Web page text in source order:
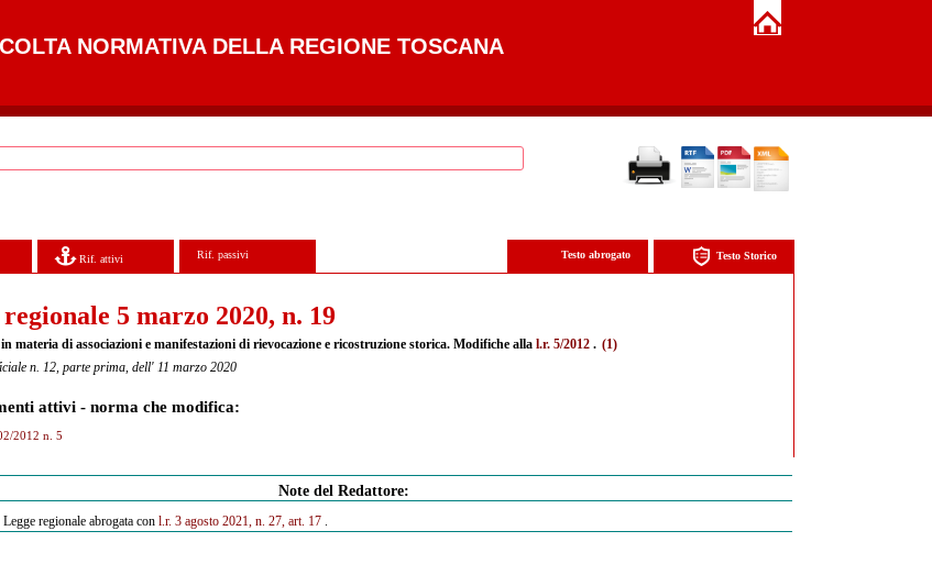
NORMATIVA DELLA REGIONE TOSCANA
Rif. attivi Rif. passivi Testo Storico
Testo abrogato
5 marzo 2020, n. 19
materia di associazioni e manifestazioni di rievocazione e ricostruzione storica. Modifiche alla l.r. 5/2012 . (1)
n. 12, parte prima, dell' 11 marzo 2020
attivi - norma che modifica:
2012 n. 5
Note del Redattore:
Legge regionale abrogata con l.r. 3 agosto 2021, n. 27, art. 17.